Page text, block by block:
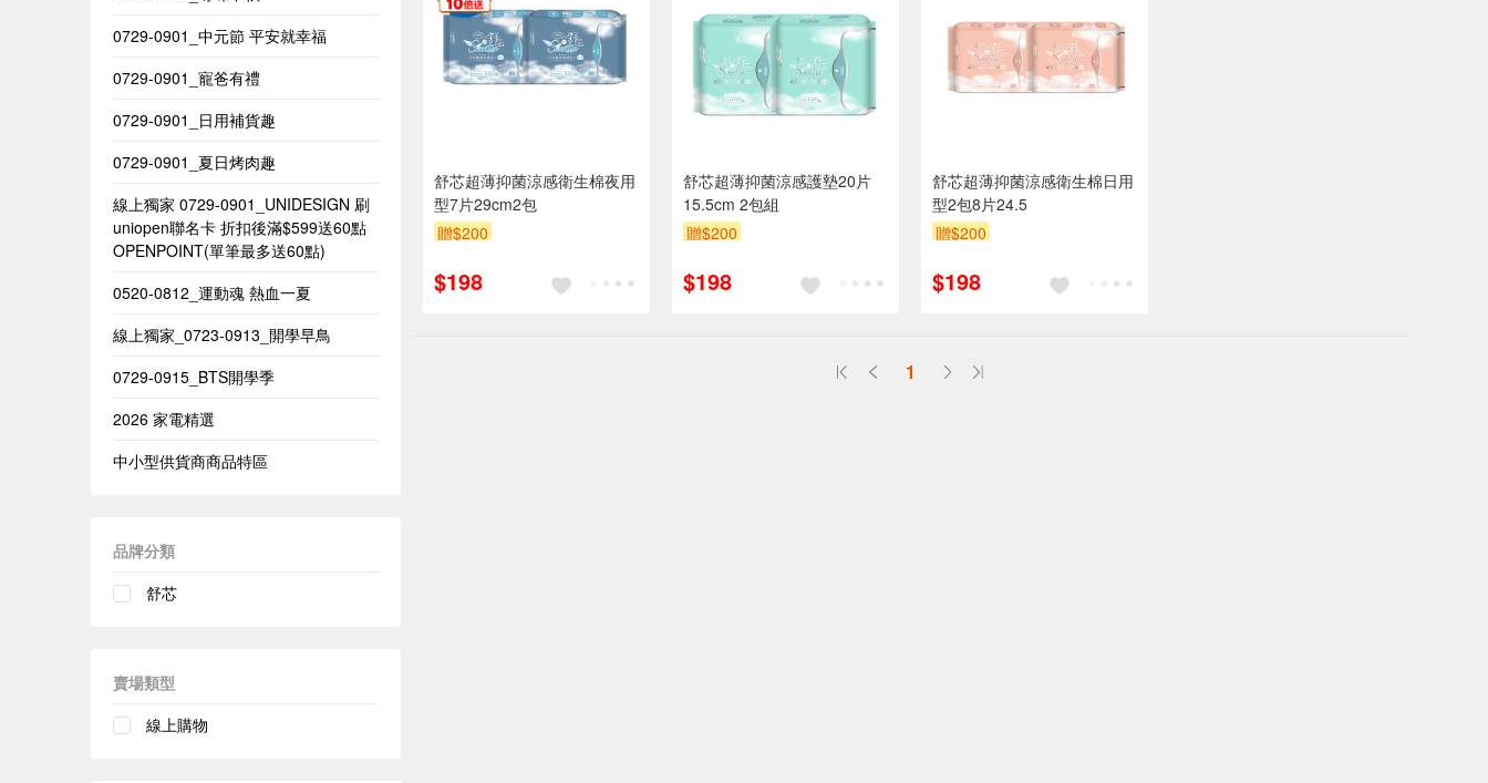
0729-0901_中元節 平安就幸福
0729-0901_寵爸有禮
0729-0901_日用補貨趣
0729-0901_夏日烤肉趣
線上獨家 0729-0901_UNIDESIGN​ 刷
uniopen聯名卡 折扣後滿$599送60點
OPENPOINT(單筆最多送60點)​
0520-0812_運動魂 熱血一夏
線上獨家_0723-0913_開學早鳥
0729-0915_BTS開學季
2026 家電精選
中小型供貨商商品特區
品牌分類
舒芯
賣場類型
線上購物
舒芯超薄抑菌涼感衛生棉夜用
型7片29cm2包
贈$200
$198
舒芯超薄抑菌涼感護墊20片
15.5cm 2包組
贈$200
$198
舒芯超薄抑菌涼感衛生棉日用
型2包8片24.5
贈$200
$198
1